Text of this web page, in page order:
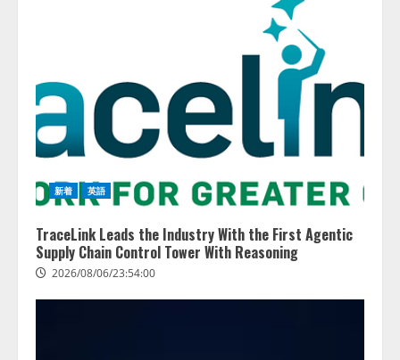
新着 英語
TraceLink Leads the Industry With the First Agentic
Supply Chain Control Tower With Reasoning
2026/08/06/23:54:00